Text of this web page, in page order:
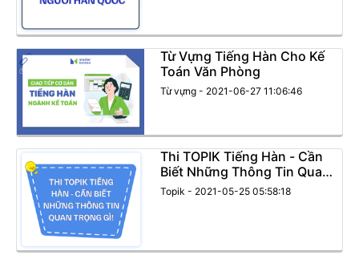
Từ Vựng Tiếng Hàn Cho Kế
Toán Văn Phòng
Từ vựng - 2021-06-27 11:06:46
Thi TOPIK Tiếng Hàn - Cần
Biết Những Thông Tin Quan
Trọng Gì!
Topik - 2021-05-25 05:58:18